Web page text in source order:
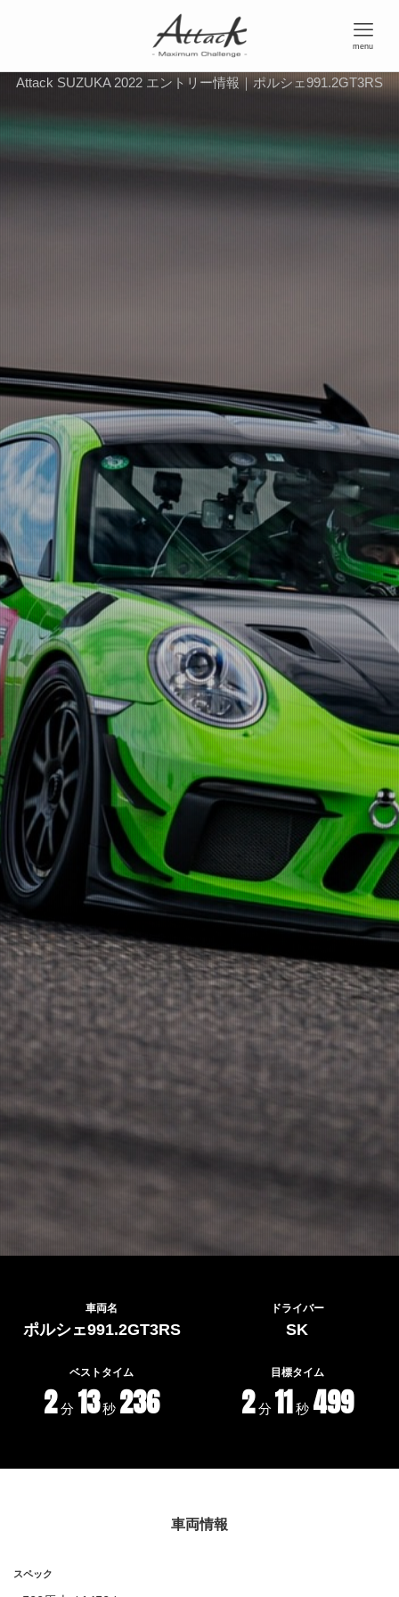
menu
Attack SUZUKA 2022 エントリー情報｜ポルシェ991.2GT3RS
車両名
ポルシェ991.2GT3RS
ドライバー
SK
ベストタイム
2分 13秒 236
目標タイム
2分11秒 499
車両情報
スペック